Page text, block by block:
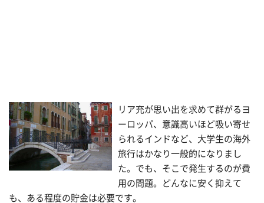
リア充が思い出を求めて群がるヨ
ーロッパ、意識高いほど吸い寄せ
られるインドなど、大学生の海外
旅行はかなり一般的になりまし
た。でも、そこで発生するのが費
用の問題。どんなに安く抑えて
も、ある程度の貯金は必要です。